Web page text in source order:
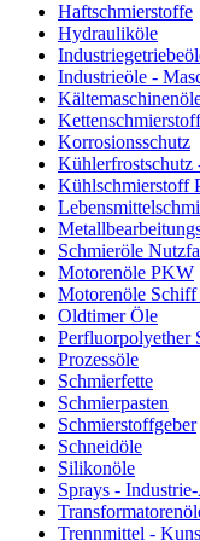
Haftschmierstoffe
Hydrauliköle
Industrieöle -
Korrosionsschutz
Kühlerfrostschutz
Kühlschmierstoff
Schmieröle
Motorenöle PKW
Motorenöle
Oldtimer Öle
Perfluorpolyether
Prozessöle
Schmierfette
Schmierpasten
Schmierstoffgeber
Schneidöle
Silikonöle
Sprays -
Trennmittel -